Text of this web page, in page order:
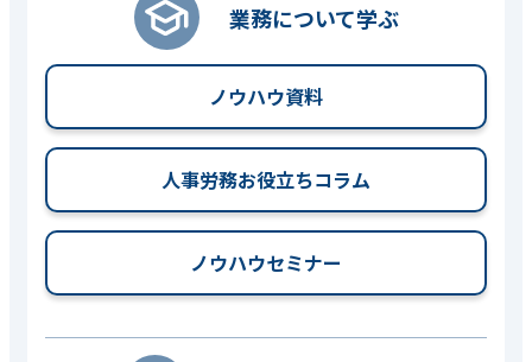
業務について学ぶ
ノウハウ資料
人事労務お役立ちコラム
ノウハウセミナー